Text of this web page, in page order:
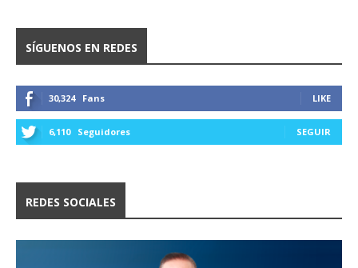
SÍGUENOS EN REDES
30,324 Fans LIKE
6,110 Seguidores SEGUIR
REDES SOCIALES